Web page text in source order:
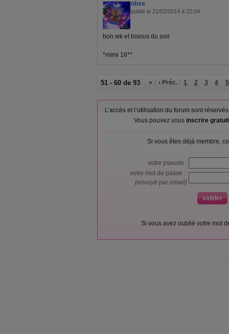
obse
publié le 21/02/2014 à 22:04
bon wk et bisous du soir
*mimi 16**.
51 - 60 de 93 « ‹ Préc. 1 2 3 4 5
L’accès et l’utilisation du forum sont
Vous pouvez vous inscrire
Si vous êtes déjà membre,
votre pseudo :
votre mot de passe :
(envoyé par email)
Si vous avez oublié votre mot